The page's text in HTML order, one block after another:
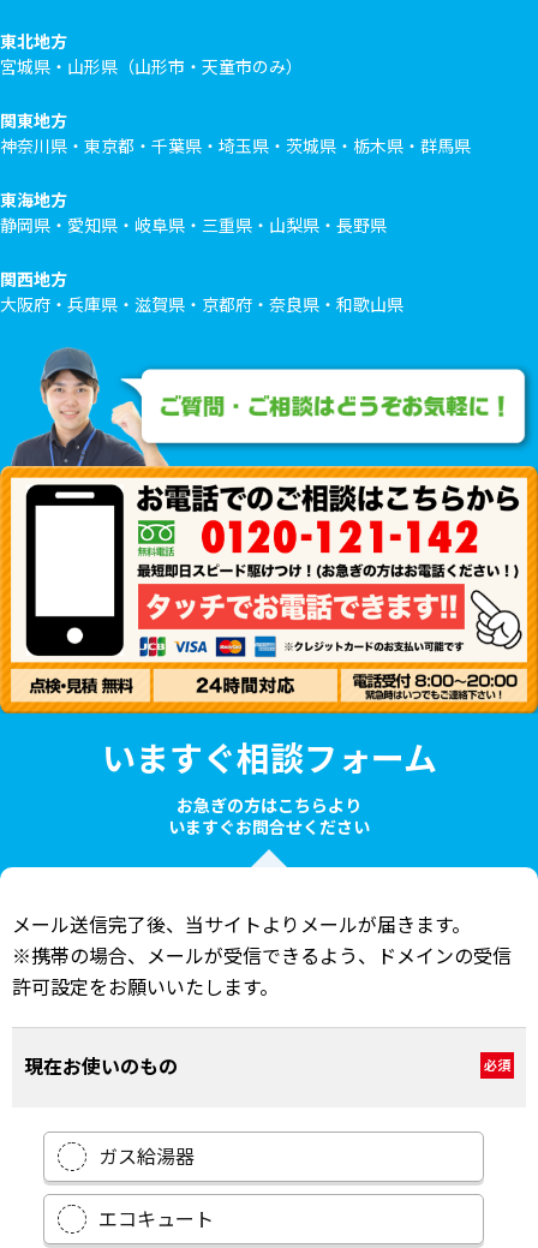
東北地方
宮城県・山形県（山形市・天童市のみ）
関東地方
神奈川県・東京都・千葉県・埼玉県・茨城県・栃木県・群馬県
東海地方
静岡県・愛知県・岐阜県・三重県・山梨県・長野県
関西地方
大阪府・兵庫県・滋賀県・京都府・奈良県・和歌山県
いますぐ相談フォーム
お急ぎの方はこちらより
いますぐお問合せください
メール送信完了後、当サイトよりメールが届きます。
※携帯の場合、メールが受信できるよう、ドメインの受信
許可設定をお願いいたします。
現在お使いのもの 必須
ガス給湯器
エコキュート